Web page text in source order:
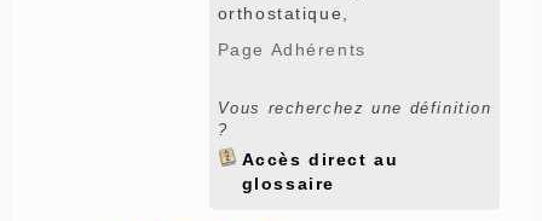
orthostatique,
Page Adhérents
Vous recherchez une définition
?
Accès direct au
glossaire